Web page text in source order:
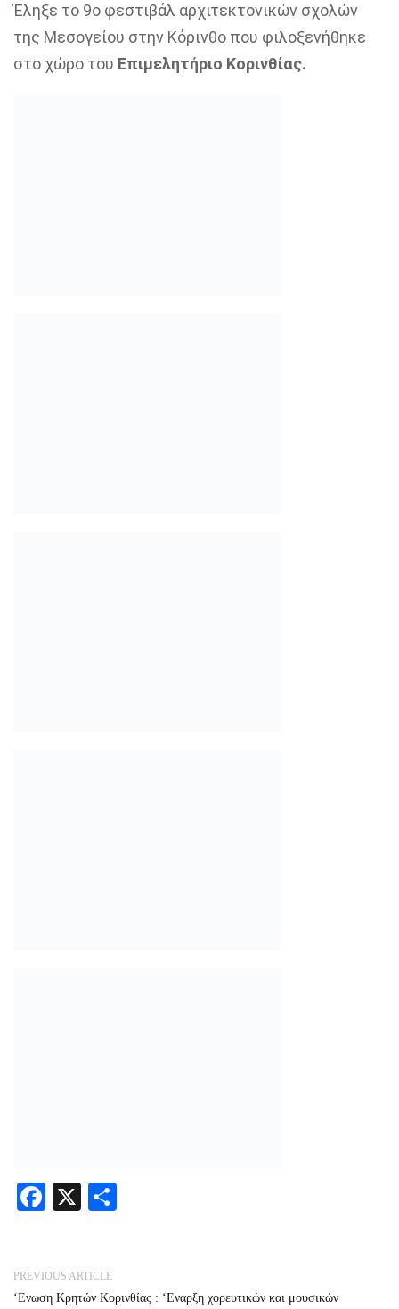
Έληξε το 9ο φεστιβάλ αρχιτεκτονικών σχολών
της Μεσογείου στην Κόρινθο που φιλοξενήθηκε
στο χώρο του Επιμελητήριο Κορινθίας.
Facebook
X
PREVIOUS ARTICLE
‘Ενωση Κρητών Κορινθίας : ‘Εναρξη χορευτικών και μουσικών